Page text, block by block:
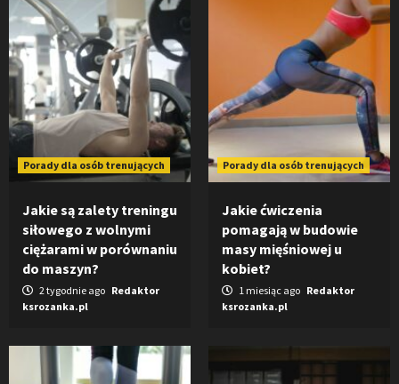
Porady dla osób trenujących
Jakie są zalety treningu
siłowego z wolnymi
ciężarami w porównaniu
do maszyn?
2 tygodnie ago Redaktor
ksrozanka.pl
Porady dla osób trenujących
Jakie ćwiczenia
pomagają w budowie
masy mięśniowej u
kobiet?
1 miesiąc ago Redaktor
ksrozanka.pl